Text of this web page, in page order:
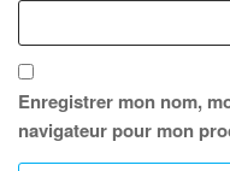
Enregistrer mon nom,
navigateur pour mon